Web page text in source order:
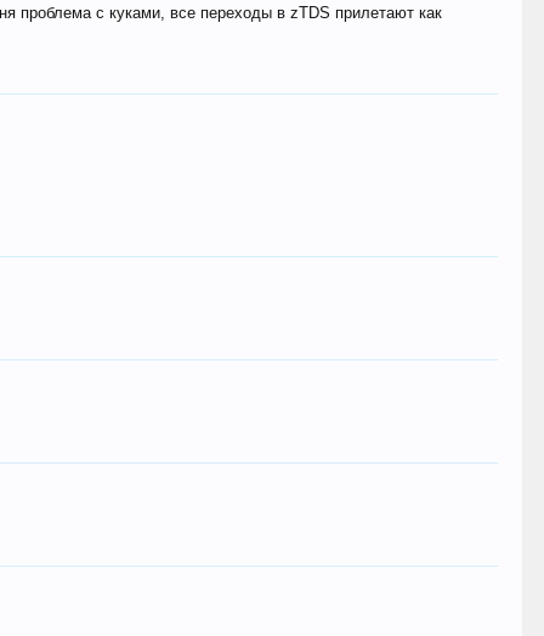
проблема с куками, все переходы в zTDS прилетают как